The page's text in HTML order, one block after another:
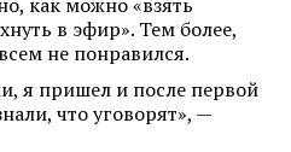
в эфир». Тем более,
не понравился.
я пришел и после первой
что уговорят», —